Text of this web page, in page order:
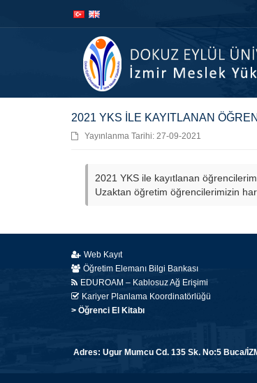
2021 YKS İLE KAYITLANAN
Yayınlanma Tarihi: 27-09-2021
2021 YKS ile kayıtlanan
Uzaktan öğretim öğrencilerimizin
Web Kayıt
Öğretim Elemanı Bilgi Bankası
EDUROAM – Kablosuz Ağ Erişimi
Kariyer Planlama Koordinatörlüğü
> Öğrenci El Kitabı
Adres: Ugur Mumcu Cd. 135 Sk. No:5 Buca/